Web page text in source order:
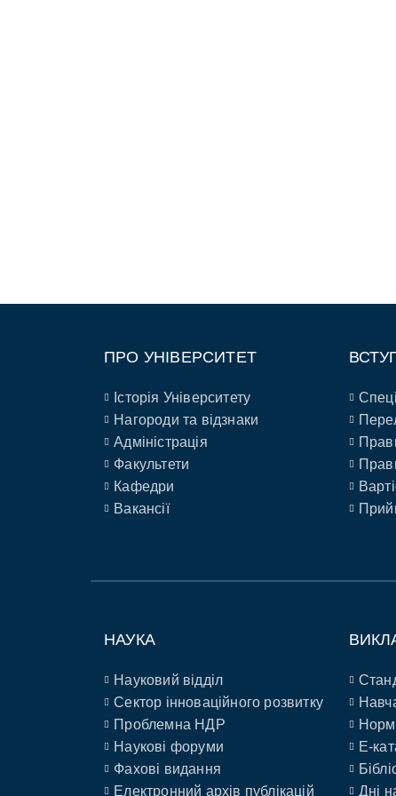
ПРО УНІВЕРСИТЕТ
Історія Університету
Нагороди та відзнаки
Адміністрація
Факультети
Кафедри
Вакансії
НАУКА
Науковий відділ
Сектор інноваційного розвитку
Проблемна НДР
Наукові форуми
Фахові видання
Електронний архів публікацій
E-
Дні